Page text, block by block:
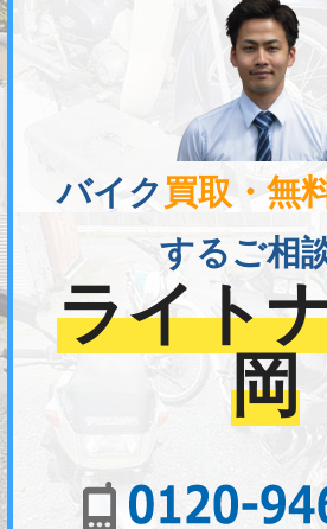
バイク 買取・無
するご相
ライト
岡